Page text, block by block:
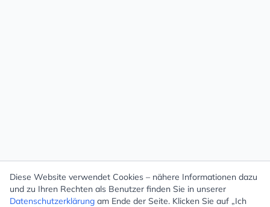
Diese Website verwendet Cookies – nähere Informationen dazu
und zu Ihren Rechten als Benutzer finden Sie in unserer
Datenschutzerklärung am Ende der Seite. Klicken Sie auf „Ich